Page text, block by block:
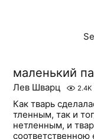
маленький
Лев Шварц 2.4K
Как тварь
тленным, так и
нетленным, и